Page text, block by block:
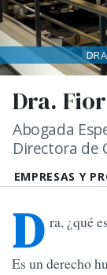
EMPRESAS Y
Dra.
Abogada
Directora de
D ra, ¿qué
Es un derecho